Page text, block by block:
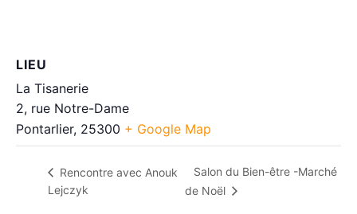
LIEU
La Tisanerie
2, rue Notre-Dame
Pontarlier, 25300 + Google Map
Rencontre avec Anouk
Lejczyk
Salon du Bien-être -Marché
de Noël